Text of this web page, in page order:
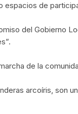
de
del Gobierno
de la
arcoíris, son